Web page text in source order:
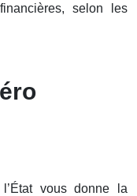
selon les
vous donne la